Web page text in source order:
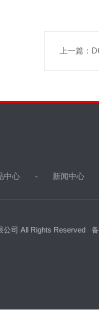
上一篇：
中心 新闻中心
公司 All Rights Reserved